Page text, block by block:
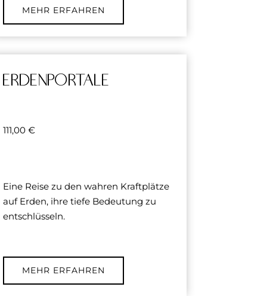
MEHR ERFAHREN
ERDENPORTALE
111,00 €
Eine Reise zu den wahren Kraftplätze
auf Erden, ihre tiefe Bedeutung zu
entschlüsseln.
MEHR ERFAHREN